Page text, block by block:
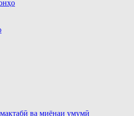
ва миёнаи умумӣ